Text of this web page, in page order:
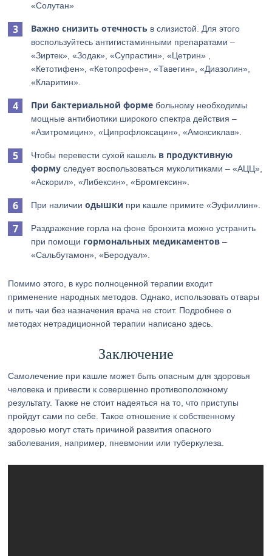
«Солутан»
Важно снизить отечность в слизистой. Для этого
воспользуйтесь антигистаминными препаратами –
«Зиртек», «Зодак», «Супрастин», «Цетрин» ,
«Кетотифен», «Кетопрофен», «Тавегин», «Диазолин»,
«Кларитин».
При бактериальной форме больному необходимы
мощные антибиотики широкого спектра действия –
«Азитромицин», «Ципрофлоксацин», «Амоксиклав».
Чтобы перевести сухой кашель в продуктивную
форму следует воспользоваться муколитиками – «АЦЦ»,
«Аскорил», «Либексин», «Бромгексин».
При наличииодышки при кашле примите «Эуфиллин».
Раздражение горла на фоне бронхита можно устранить
при помощи гормональных медикаментов –
«Сальбутамон», «Беродуал».
Помимо этого, в курс полноценной терапии входит
применение народных методов. Однако, использовать отвары
и пить чаи без назначения врача не стоит. Подробнее о
методах нетрадиционной терапии написано здесь.
Заключение
Самолечение при кашле может быть опасным для здоровья
человека и привести к совершенно противоположному
результату. Также не стоит надеяться на то, что приступы
пройдут сами по себе. Такое отношение к собственному
здоровью могут стать причиной развития опасного
заболевания, например, пневмонии или туберкулеза.